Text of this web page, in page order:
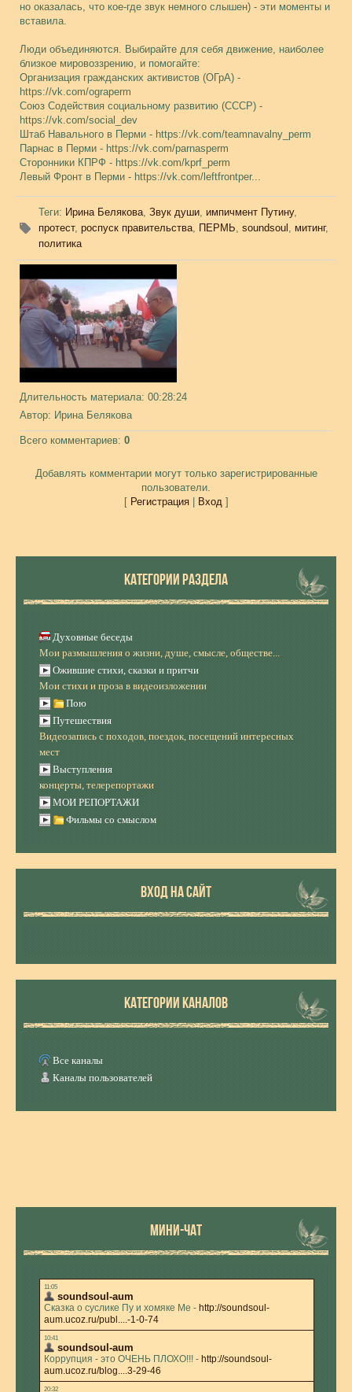
но оказалась, что кое-где звук немного слышен) - эти моменты и
вставила.
Люди объединяются. Выбирайте для себя движение, наиболее
близкое мировоззрению, и помогайте:
Организация гражданских активистов (ОГрА) -
https://vk.com/ograperm
Союз Содействия социальному развитию (СССР) -
https://vk.com/social_dev
Штаб Навального в Перми - https://vk.com/teamnavalny_perm
Парнас в Перми - https://vk.com/parnasperm
Сторонники КПРФ - https://vk.com/kprf_perm
Левый Фронт в Перми - https://vk.com/leftfrontper...
Теги: Ирина Белякова, Звук души, импичмент Путину,
протест, роспуск правительства, ПЕРМЬ, soundsoul , митинг,
политика
Длительность материала: 00:28:24
Автор: Ирина Белякова
Всего комментариев: 0
Добавлять комментарии могут только зарегистрированные
пользователи.
[ Регистрация| Вход]
КАТЕГОРИИ РАЗДЕЛА
Духовные беседы
Мои размышления о жизни, душе, смысле, обществе...
Ожившие стихи, сказки и притчи
Мои стихи и проза в видеоизложении
Пою
Путешествия
Видеозапись с походов, поездок, посещений интересных
мест
Выступления
концерты, телерепортажи
МОИ РЕПОРТАЖИ
Фильмы со смыслом
ВХОД НА САЙТ
КАТЕГОРИИ КАНАЛОВ
Все каналы
Каналы пользователей
МИНИ-ЧАТ